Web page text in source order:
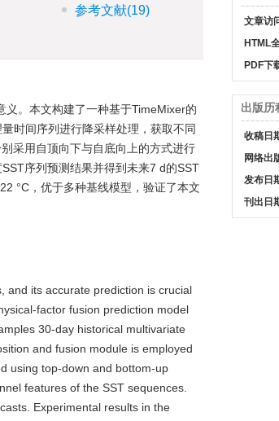
参考文献(19)
。本文构建了一种基于TimeMixer的
时间序列进行降采样处理，获取不同
采用自顶向下与自底向上的方式进行
序列预测结果并得到未来7 d的SST
°C，优于多种基线模型，验证了本文
and its accurate prediction is crucial
factor fusion prediction model
30-day historical multivariate
and fusion module is employed
using top-down and bottom-up
features of the SST sequences.
Experimental results in the
文章访
HTML
PDF下
出版历
收稿日
网络出
发布日
刊出日